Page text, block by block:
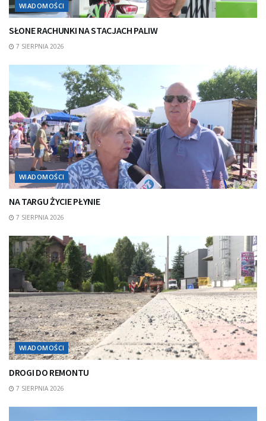
WIADOMOŚCI
SŁONE RACHUNKI NA STACJACH PALIW
7 SIERPNIA 2026
WIADOMOŚCI
NA TARGU ŻYCIE PŁYNIE
7 SIERPNIA 2026
WIADOMOŚCI
DROGI DO REMONTU
7 SIERPNIA 2026